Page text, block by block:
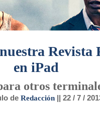
Revista
en iPad
otros
de Redacción|| 22 / 7 /